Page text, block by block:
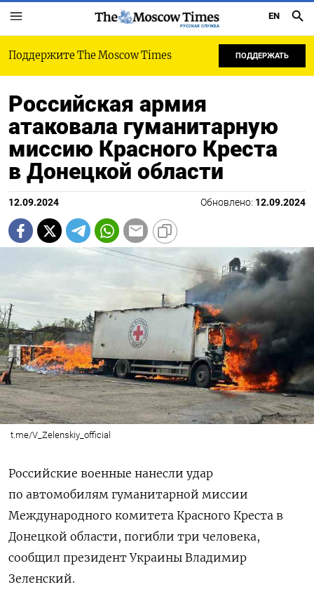
РУССКАЯ СЛУЖБА
EN
Поддержите The Moscow Times ПОДДЕРЖАТЬ
Российская армия
атаковала гуманитарную
миссию Красного Креста
в Донецкой области
12.09.2024 Обновлено: 12.09.2024
t.me/V_Zelenskiy_official
Российские военные нанесли удар
по автомобилям гуманитарной миссии
Международного комитета Красного Креста в
Донецкой области, погибли три человека,
сообщил президент Украины Владимир
Зеленский.